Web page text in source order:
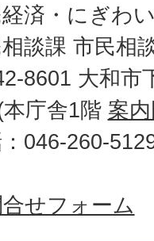
済・にぎわ
談課 市民相
8601 大和市
庁舎1階 案
046-260-
せフォーム